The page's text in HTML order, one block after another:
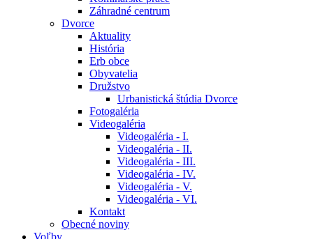
Záhradné centrum
Dvorce
Aktuality
História
Erb obce
Obyvatelia
Družstvo
Urbanistická štúdia Dvorce
Fotogaléria
Videogaléria
Videogaléria - I.
Videogaléria - II.
Videogaléria - III.
Videogaléria - IV.
Videogaléria - V.
Videogaléria - VI.
Kontakt
Obecné noviny
Voľby